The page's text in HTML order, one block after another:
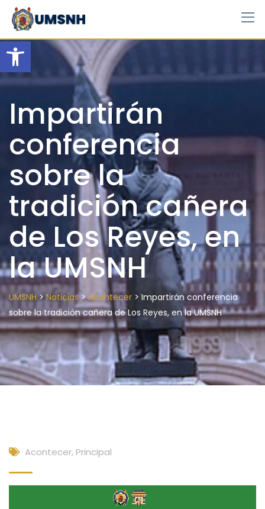
Open toolbar
Skip
content
Impartirán
conferencia
sobre la
tradición cañera
de Los Reyes, en
la UMSNH
UMSNH>Noticias>Acontecer > Impartirán conferencia
sobre la tradición cañera de Los Reyes, en la UMSNH
Acontecer, Principal